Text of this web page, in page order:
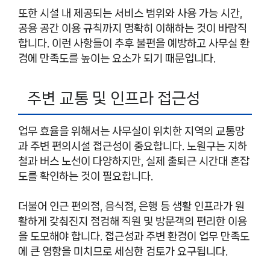
또한 시설 내 제공되는 서비스 범위와 사용 가능 시간,
공용 공간 이용 규칙까지 명확히 이해하는 것이 바람직
합니다. 이런 사항들이 추후 불편을 예방하고 사무실 환
경에 만족도를 높이는 요소가 되기 때문입니다.
주변 교통 및 인프라 접근성
업무 효율을 위해서는 사무실이 위치한 지역의 교통망
과 주변 편의시설 접근성이 중요합니다. 노원구는 지하
철과 버스 노선이 다양하지만, 실제 출퇴근 시간대 혼잡
도를 확인하는 것이 필요합니다.
더불어 인근 편의점, 음식점, 은행 등 생활 인프라가 원
활하게 갖춰진지 점검해 직원 및 방문객의 편리한 이용
을 도모해야 합니다. 접근성과 주변 환경이 업무 만족도
에 큰 영향을 미치므로 세심한 검토가 요구됩니다.